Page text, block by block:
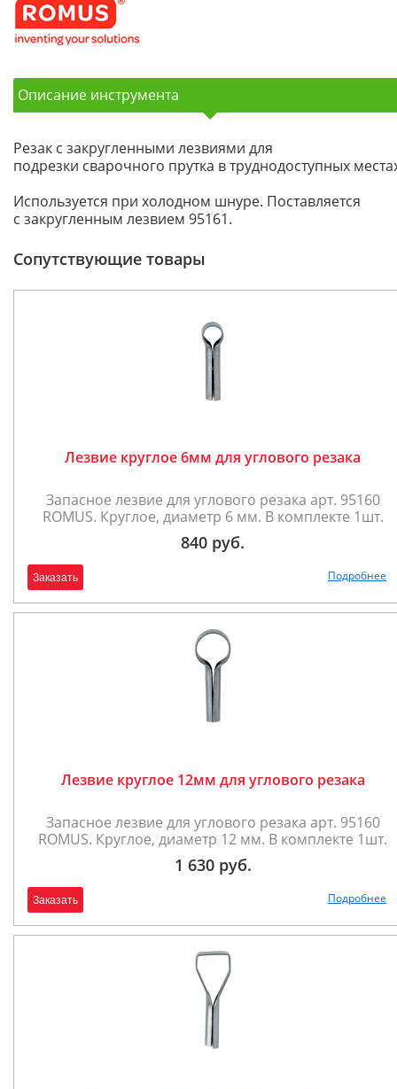
Описание инструмента
Резак с закругленными лезвиями для
подрезки сварочного прутка в труднодоступных
Используется при холодном шнуре. Поставляется
с закругленным лезвием 95161.
Сопутствующие товары
Лезвие круглое 6мм для углового резака
Запасное лезвие для углового резака арт. 95160
ROMUS. Круглое, диаметр 6 мм. В комплекте 1шт.
840 руб.
Заказать Подробнее
Лезвие круглое 12мм для углового резака
Запасное лезвие для углового резака арт. 95160
ROMUS. Круглое, диаметр 12 мм. В комплекте 1шт.
1 630 руб.
Заказать Подробнее